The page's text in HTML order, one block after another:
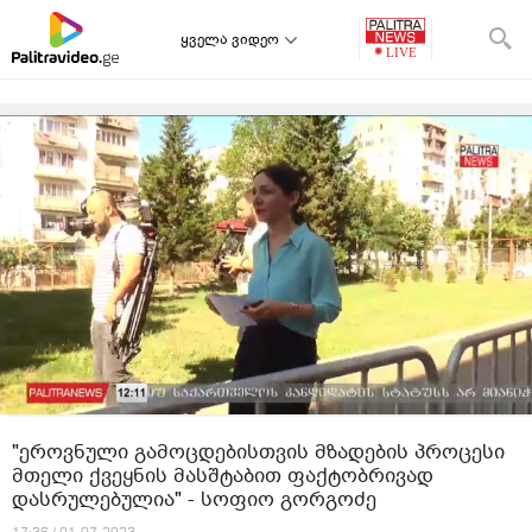
ყველა ვიდეო
"ეროვნული გამოცდებისთვის მზადების პროცესი
მთელი ქვეყნის მასშტაბით ფაქტობრივად
დასრულებულია" - სოფიო გორგოძე